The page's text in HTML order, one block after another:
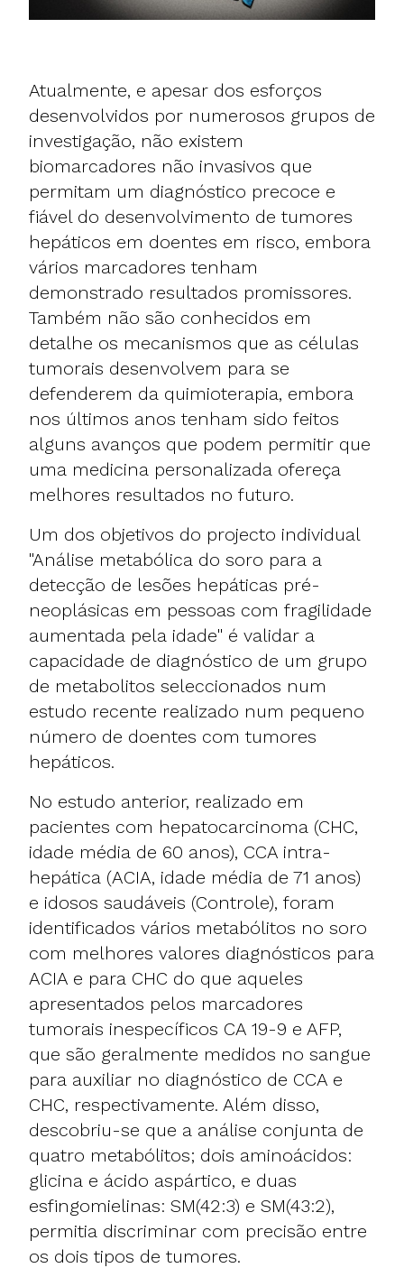
Atualmente, e apesar dos esforços
desenvolvidos por numerosos grupos de
investigação, não existem
biomarcadores não invasivos que
permitam um diagnóstico precoce e
fiável do desenvolvimento de tumores
hepáticos em doentes em risco, embora
vários marcadores tenham
demonstrado resultados promissores.
Também não são conhecidos em
detalhe os mecanismos que as células
tumorais desenvolvem para se
defenderem da quimioterapia, embora
nos últimos anos tenham sido feitos
alguns avanços que podem permitir que
uma medicina personalizada ofereça
melhores resultados no futuro.
Um dos objetivos do projecto individual
"Análise metabólica do soro para a
detecção de lesões hepáticas pré-
neoplásicas em pessoas com fragilidade
aumentada pela idade" é validar a
capacidade de diagnóstico de um grupo
de metabolitos seleccionados num
estudo recente realizado num pequeno
número de doentes com tumores
hepáticos.
No estudo anterior, realizado em
pacientes com hepatocarcinoma (CHC,
idade média de 60 anos), CCA intra-
hepática (ACIA, idade média de 71 anos)
e idosos saudáveis (Controle), foram
identificados vários metabólitos no soro
com melhores valores diagnósticos para
ACIA e para CHC do que aqueles
apresentados pelos marcadores
tumorais inespecíficos CA 19-9 e AFP,
que são geralmente medidos no sangue
para auxiliar no diagnóstico de CCA e
CHC, respectivamente. Além disso,
descobriu-se que a análise conjunta de
quatro metabólitos; dois aminoácidos:
glicina e ácido aspártico, e duas
esfingomielinas: SM(42:3) e SM(43:2),
permitia discriminar com precisão entre
os dois tipos de tumores.